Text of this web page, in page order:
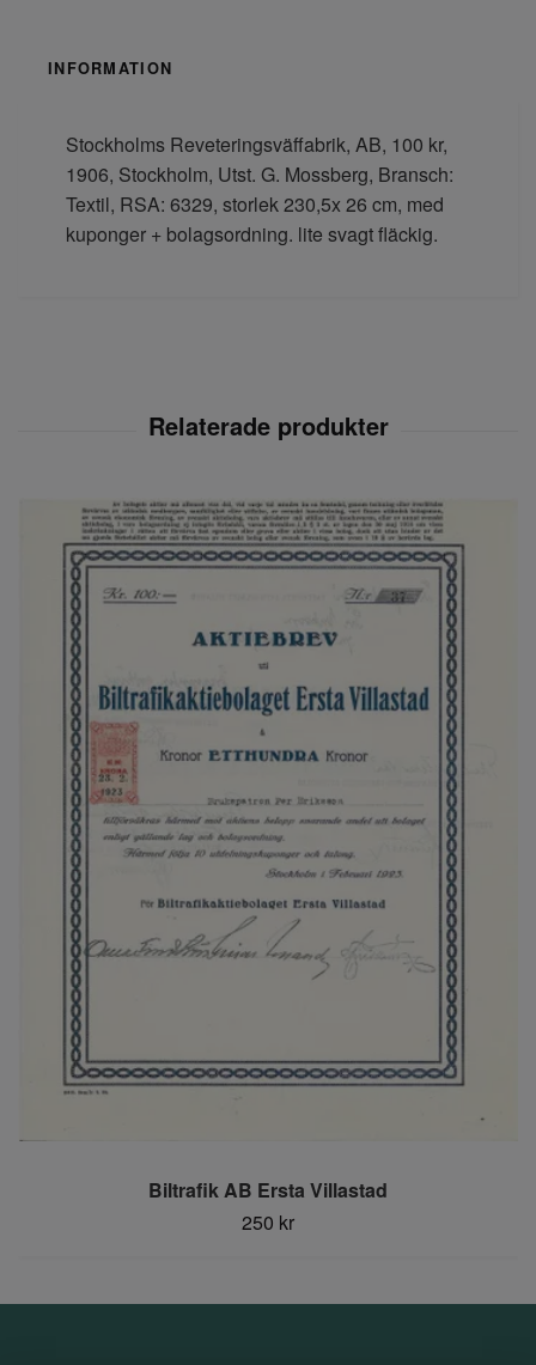
INFORMATION
Stockholms Reveteringsväffabrik, AB, 100 kr,
1906, Stockholm, Utst. G. Mossberg, Bransch:
Textil, RSA: 6329, storlek 230,5x 26 cm, med
kuponger + bolagsordning. lite svagt fläckig.
Biltrafik AB Ersta Villastad
250 kr